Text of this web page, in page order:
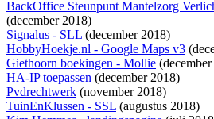
BackOffice Steunpunt Mantelzorg
(december 2018)
Signalus - SLL (december 2018)
HobbyHoekje.nl - Google Maps v3
Giethoorn boekingen - Mollie
HA-IP toepassen (december 2018)
Pvdrechtwerk (november 2018)
TuinEnKlussen - SSL (augustus 2018)